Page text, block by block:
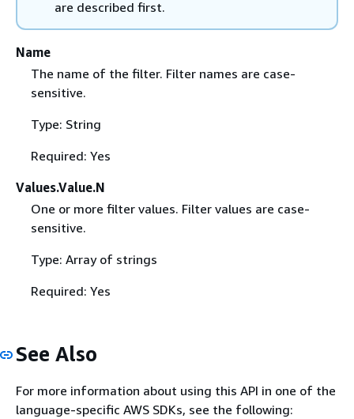
are described first.
Name
The name of the filter. Filter names are case-
sensitive.
Type: String
Required: Yes
Values.Value.N
One or more filter values. Filter values are case-
sensitive.
Type: Array of strings
Required: Yes
See Also
For more information about using this API in one of the
language-specific AWS SDKs, see the following: